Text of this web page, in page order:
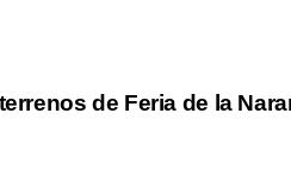
de Feria de la